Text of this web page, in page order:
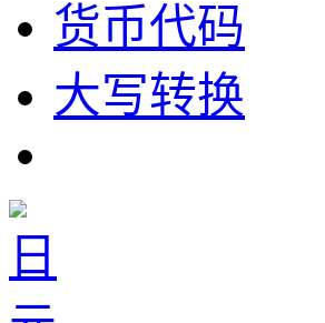
货币代码
大写转换